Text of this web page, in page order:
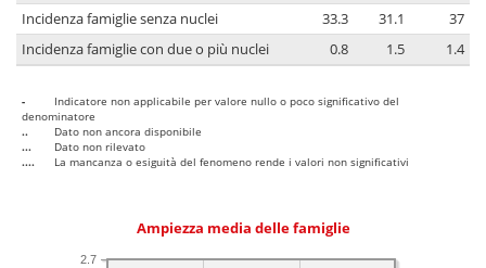
Incidenza famiglie senza nuclei
33.3 31.1
37
Incidenza famiglie con due o più nuclei
0.8 1.5 1.4
-
Indicatore non applicabile per valore nullo o poco significativo del
denominatore
..
Dato non ancora disponibile
...
Dato non rilevato
....
La mancanza o esiguità del fenomeno rende i valori non significativi
Ampiezza media delle famiglie
2.7